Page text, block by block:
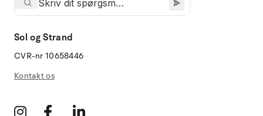
Sol og Strand
CVR-nr 10658446
Kontakt os